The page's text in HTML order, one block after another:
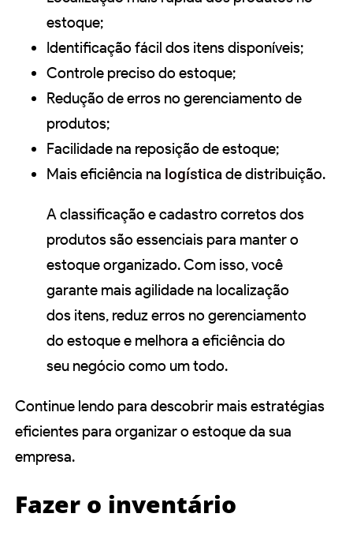
estoque;
Identificação fácil dos itens disponíveis;
Controle preciso do estoque;
Redução de erros no gerenciamento de
produtos;
Facilidade na reposição de estoque;
Mais eficiência na logísticade distribuição.
A classificação e cadastro corretos dos
produtos são essenciais para manter o
estoque organizado. Com isso, você
garante mais agilidade na localização
dos itens, reduz erros no gerenciamento
do estoque e melhora a eficiência do
seu negócio como um todo.
Continue lendo para descobrir mais estratégias
eficientes para organizar o estoque da sua
empresa.
Fazer o inventário